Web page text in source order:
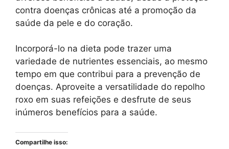
contra doenças crônicas até a promoção da
saúde da pele e do coração.
Incorporá-lo na dieta pode trazer uma
variedade de nutrientes essenciais, ao mesmo
tempo em que contribui para a prevenção de
doenças. Aproveite a versatilidade do repolho
roxo em suas refeições e desfrute de seus
inúmeros benefícios para a saúde.
Compartilhe isso: